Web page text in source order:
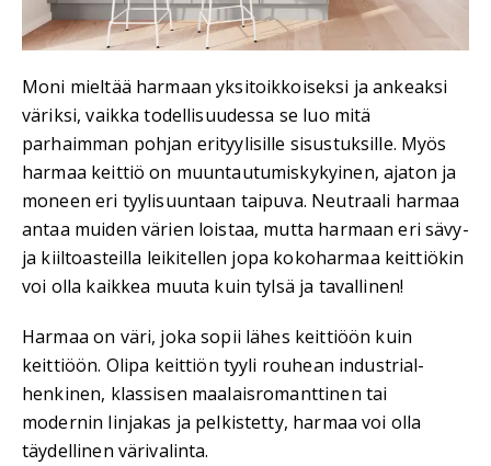
Moni mieltää harmaan yksitoikkoiseksi ja ankeaksi
väriksi, vaikka todellisuudessa se luo mitä
parhaimman pohjan erityylisille sisustuksille. Myös
harmaa keittiö on muuntautumiskykyinen, ajaton ja
moneen eri tyylisuuntaan taipuva. Neutraali harmaa
antaa muiden värien loistaa, mutta harmaan eri sävy-
ja kiiltoasteilla leikitellen jopa kokoharmaa keittiökin
voi olla kaikkea muuta kuin tylsä ja tavallinen!
Harmaa on väri, joka sopii lähes keittiöön kuin
keittiöön. Olipa keittiön tyyli rouhean industrial-
henkinen, klassisen maalaisromanttinen tai
modernin linjakas ja pelkistetty, harmaa voi olla
täydellinen värivalinta.